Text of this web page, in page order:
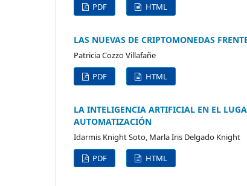
PDF
HTML
LAS NUEVAS DE CRIPTOMONEDAS
Patricia Cozzo Villafañe
PDF
HTML
LA INTELIGENCIA ARTIFICIAL EN EL
AUTOMATIZACIÓN
Idarmis Knight Soto, Marla Iris Delgado Knight
PDF
HTML